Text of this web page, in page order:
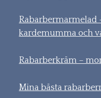
Rabarbermarmelad
kardemumma och
Rabarberkräm –
Mina bästa